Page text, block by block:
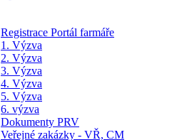
Registrace Portál farmáře
1. Výzva
2. Výzva
3. Výzva
4. Výzva
5. Výzva
6. výzva
Dokumenty PRV
Veřejné zakázky - VŘ, CM